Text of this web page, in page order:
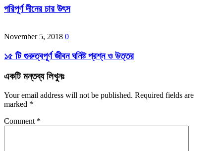
পরিপূর্ণ দীনের চার উৎস
November 5, 2018 0
১৫ টি গুরুত্বপূর্ণ জীবন ঘনিষ্ট প্রশ্ন ও উত্তর
একটি মন্তব্য লিখুনঃ
Your email address will not be published. Required fields are
marked *
Comment *